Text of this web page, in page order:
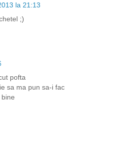
la 21:13
;)
pofta
sa ma pun sa-i fac